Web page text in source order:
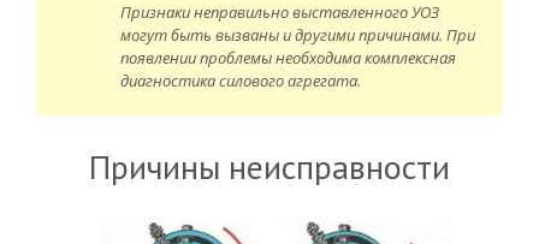
Признаки неправильно выставленного УОЗ
могут быть вызваны и другими причинами. При
появлении проблемы необходима комплексная
диагностика силового агрегата.
Причины неисправности